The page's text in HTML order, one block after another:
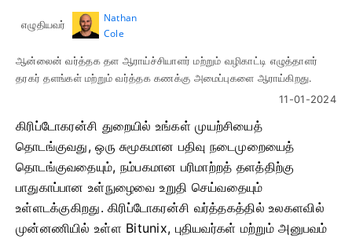
எழுதியவர்
Nathan
Cole
ஆன்லைன் வர்த்தக தள ஆராய்ச்சியாளர் மற்றும் வழிகாட்டி எழுத்தாளர்
தரகர் தளங்கள் மற்றும் வர்த்தக கணக்கு அமைப்புகளை ஆராய்கிறது.
11-01-2024
கிரிப்டோகரன்சி துறையில் உங்கள் முயற்சியைத்
தொடங்குவது, ஒரு சுமூகமான பதிவு நடைமுறையைத்
தொடங்குவதையும், நம்பகமான பரிமாற்றத் தளத்திற்கு
பாதுகாப்பான உள்நுழைவை உறுதி செய்வதையும்
உள்ளடக்குகிறது. கிரிப்டோகரன்சி வர்த்தகத்தில் உலகளவில்
முன்னணியில் உள்ள Bitunix, புதியவர்கள் மற்றும் அனுபவம்